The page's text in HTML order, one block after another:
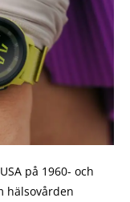
på 1960- och
hälsovården